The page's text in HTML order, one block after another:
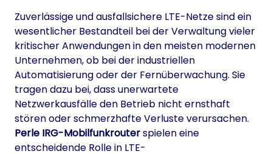
Zuverlässige und ausfallsichere LTE-Netze sind ein
wesentlicher Bestandteil bei der Verwaltung vieler
kritischer Anwendungen in den meisten modernen
Unternehmen, ob bei der industriellen
Automatisierung oder der Fernüberwachung. Sie
tragen dazu bei, dass unerwartete
Netzwerkausfälle den Betrieb nicht ernsthaft
stören oder schmerzhafte Verluste verursachen.
Perle IRG-Mobilfunkrouterspielen eine
entscheidende Rolle in LTE-